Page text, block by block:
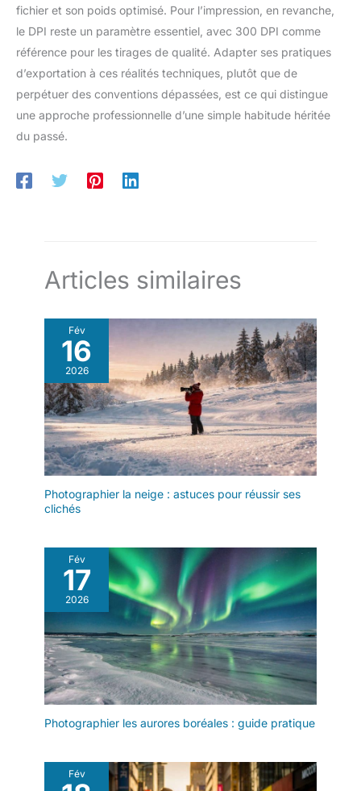
fichier et son poids optimisé. Pour l’impression, en revanche,
le DPI reste un paramètre essentiel, avec 300 DPI comme
référence pour les tirages de qualité. Adapter ses pratiques
d’exportation à ces réalités techniques, plutôt que de
perpétuer des conventions dépassées, est ce qui distingue
une approche professionnelle d’une simple habitude héritée
du passé.
Articles similaires
Fév
16
2026
Photographier la neige : astuces pour réussir ses
clichés
Fév
17
2026
Photographier les aurores boréales : guide pratique
Fév